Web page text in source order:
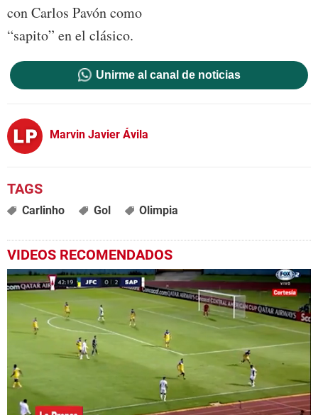
con Carlos Pavón como
“sapito” en el clásico.
Unirme al canal de noticias
Marvin Javier Ávila
Carlinho Gol Olimpia
VIDEOS RECOMENDADOS